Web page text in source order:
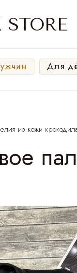
STORE
Для
из кожи